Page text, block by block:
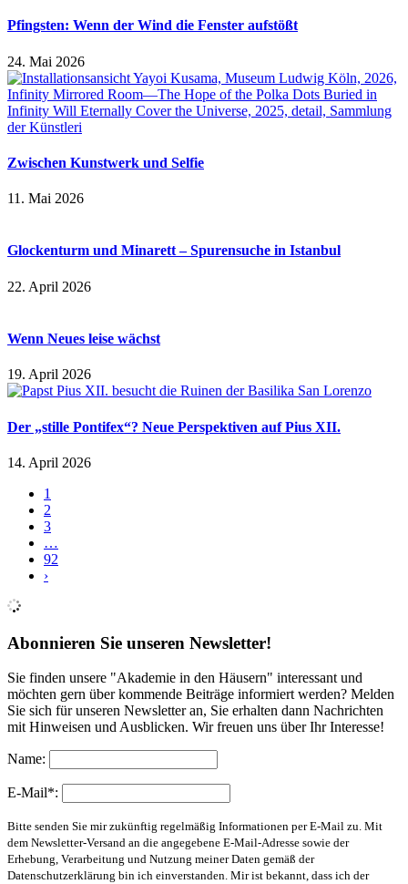
Pfingsten: Wenn der Wind die Fenster aufstößt
24. Mai 2026
Zwischen Kunstwerk und Selfie
11. Mai 2026
Glockenturm und Minarett – Spurensuche in Istanbul
22. April 2026
Wenn Neues leise wächst
19. April 2026
Der „stille Pontifex“? Neue Perspektiven auf Pius XII.
14. April 2026
1
2
3
…
92
›
Abonnieren Sie unseren Newsletter!
Sie finden unsere "Akademie in den Häusern" interessant und
möchten gern über kommende Beiträge informiert werden? Melden
Sie sich für unseren Newsletter an, Sie erhalten dann Nachrichten
mit Hinweisen und Ausblicken. Wir freuen uns über Ihr Interesse!
Name:
E-Mail*:
Bitte senden Sie mir zukünftig regelmäßig Informationen per E-Mail zu. Mit
dem Newsletter-Versand an die angegebene E-Mail-Adresse sowie der
Erhebung, Verarbeitung und Nutzung meiner Daten gemäß der
Datenschutzerklärung bin ich einverstanden. Mir ist bekannt, dass ich der